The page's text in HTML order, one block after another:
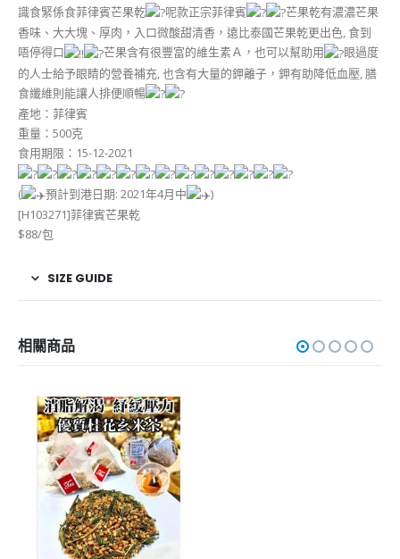
識食緊係食菲律賓芒果乾
呢款正宗菲律賓
芒果乾有濃濃芒果
香味、大大塊、厚肉，入口微酸甜清香，遠比泰國芒果乾更出色, 食到
唔停得口
芒果含有很豐富的維生素Ａ，也可以幫助用
眼過度
的人士給予眼睛的營養補充, 也含有大量的鉀離子，鉀有助降低血壓, 膳
食纖維則能讓人排便順暢
產地：菲律賓
重量：500克
食用期限：15-12-2021
( 預計到港日期: 2021年4月中
)
[H103271]菲律賓芒果乾
$88/包
SIZE GUIDE
相關商品